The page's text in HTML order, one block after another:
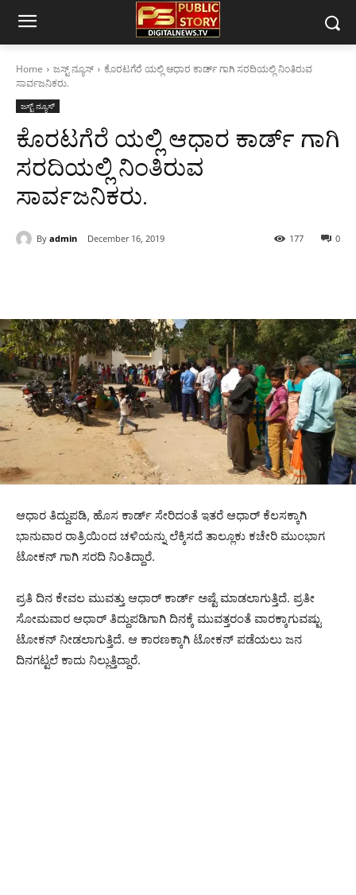
Home ಜಸ್ಟ್ ನ್ಯೂಸ್
ಕೊರಟಗೆರೆ ಯಲ್ಲಿ ಆಧಾರ ಕಾರ್ಡ್ ಗಾಗಿ ಸರದಿಯಲ್ಲಿ ನಿಂತಿರುವ
ಸಾರ್ವಜನಿಕರು.
ಜಸ್ಟ್ ನ್ಯೂಸ್
ಕೊರಟಗೆರೆ ಯಲ್ಲಿ ಆಧಾರ ಕಾರ್ಡ್ ಗಾಗಿ
ಸರದಿಯಲ್ಲಿ ನಿಂತಿರುವ
ಸಾರ್ವಜನಿಕರು.
By admin December 16, 2019 0
177
ಆಧಾರ ತಿದ್ದುಪಡಿ, ಹೊಸ ಕಾರ್ಡ್ ಸೇರಿದಂತೆ ಇತರೆ ಆಧಾರ್ ಕೆಲಸಕ್ಕಾಗಿ
ಭಾನುವಾರ ರಾತ್ರಿಯಿಂದ ಚಳಿಯನ್ನು ಲೆಕ್ಕಿಸದೆ ತಾಲ್ಲೂಕು ಕಚೇರಿ ಮುಂಭಾಗ
ಟೋಕನ್ ಗಾಗಿ ಸರದಿ ನಿಂತಿದ್ದಾರೆ.
ಪ್ರತಿ ದಿನ ಕೇವಲ ಮುವತ್ತು ಆಧಾರ್ ಕಾರ್ಡ್ ಅಷ್ಟೆ ಮಾಡಲಾಗುತ್ತಿದೆ. ಪ್ರತೀ
ಸೋಮವಾರ ಆಧಾರ್ ತಿದ್ದುಪಡಿಗಾಗಿ ದಿನಕ್ಕೆ ಮುವತ್ತರಂತೆ ವಾರಕ್ಕಾಗುವಷ್ಟು
ಟೋಕನ್ ನೀಡಲಾಗುತ್ತಿದೆ. ಆ ಕಾರಣಕ್ಕಾಗಿ ಟೋಕನ್ ಪಡೆಯಲು ಜನ
ದಿನಗಟ್ಟಲೆ ಕಾದು ನಿಲ್ಲುತ್ತಿದ್ದಾರೆ.